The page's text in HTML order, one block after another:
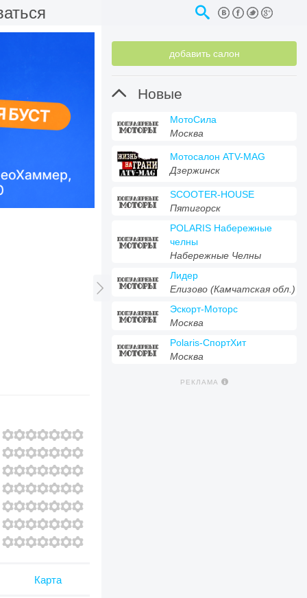
Карта

добавить салон
 Новые
МотоСила
Москва
Мотосалон ATV-MAG
Дзержинск
SCOOTER-HOUSE
Пятигорск
POLARIS Набережные
челны
Набережные Челны
Лидер
Елизово (Камчатская обл.)
Эскорт-Моторс
Москва
Polaris-СпортХит
Москва
РЕКЛАМА